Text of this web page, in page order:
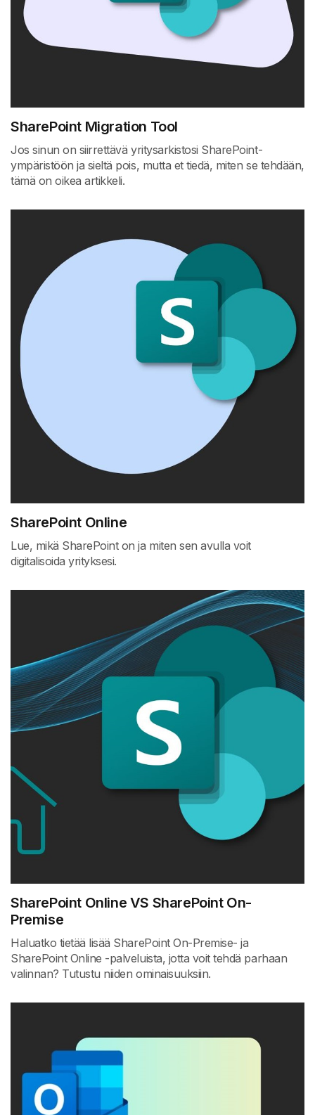
SharePoint Migration Tool
Jos sinun on siirrettävä yritysarkistosi SharePoint-
ympäristöön ja sieltä pois, mutta et tiedä, miten se tehdään,
tämä on oikea artikkeli.
SharePoint Online
Lue, mikä SharePoint on ja miten sen avulla voit
digitalisoida yrityksesi.
SharePoint Online VS SharePoint On-
Premise
Haluatko tietää lisää SharePoint On-Premise- ja
SharePoint Online -palveluista, jotta voit tehdä parhaan
valinnan? Tutustu niiden ominaisuuksiin.